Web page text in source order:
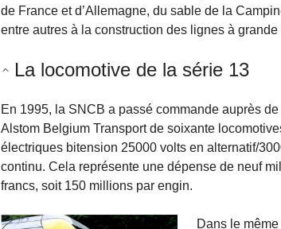
de France et d’Allemagne, du sable de la
entre autres à la construction des lignes à grande
La locomotive de la série 13
En 1995, la SNCB a passé commande auprès
Alstom Belgium Transport de soixante
électriques bitension 25000 volts en alternatif/
continu. Cela représente une dépense de neuf
francs, soit 150 millions par engin.
Dans le